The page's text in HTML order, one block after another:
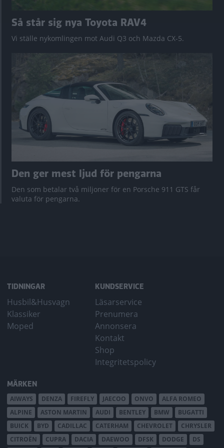
Så står sig nya Toyota RAV4
Vi ställe nykomlingen mot Audi Q3 och Mazda CX-5.
Den ger mest ljud för pengarna
Den som betalar två miljoner för en Porsche 911 GTS får
valuta för pengarna.
TIDNINGAR
Husbil&Husvagn
Klassiker
Moped
KUNDSERVICE
Läsarservice
Prenumera
Annonsera
Kontakt
Shop
Integritetspolicy
MÄRKEN
AIWAYS DENZA FIREFLY JAECOO ONVO
ALFA ROMEO
ALPINE
ASTON MARTIN AUDI BENTLEY BMW
BUGATTI
BUICK
BYD CADILLAC CATERHAM CHEVROLET
CHRYSLER
CITROËN
CUPRA DACIA DAEWOO DFSK DODGE DS